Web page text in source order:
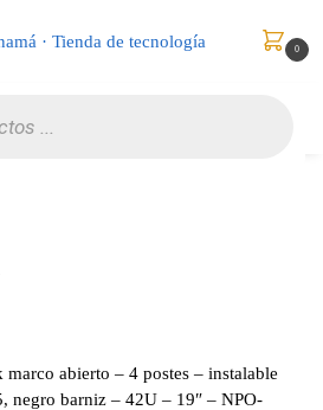
0
abierto – 4 postes – instalable
negro barniz – 42U – 19″ – NPO-